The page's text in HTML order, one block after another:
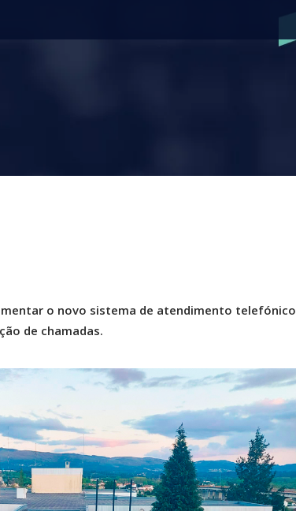
o novo sistema de atendimento telefónico
de chamadas.